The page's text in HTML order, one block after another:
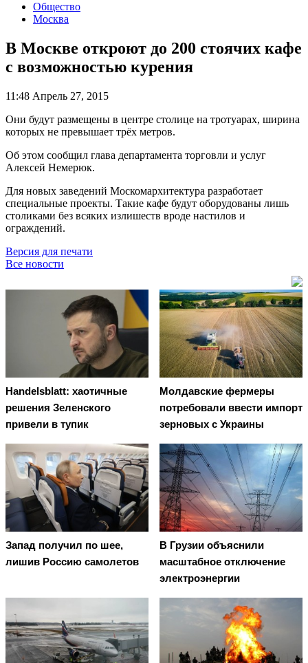
Общество
Москва
В Москве откроют до 200 стоячих кафе
с возможностью курения
11:48 Апрель 27, 2015
Они будут размещены в центре столице на тротуарах, ширина
которых не превышает трёх метров.
Об этом сообщил глава департамента торговли и услуг
Алексей Немерюк.
Для новых заведений Москомархитектура разработает
специальные проекты. Такие кафе будут оборудованы лишь
столиками без всяких излишеств вроде настилов и
ограждений.
Версия для печати
Все новости
Handelsblatt: хаотичные
решения Зеленского
привели в тупик
Молдавские фермеры
потребовали ввести импорт
зерновых с Украины
Запад получил по шее,
лишив Россию самолетов
В Грузии объяснили
масштабное отключение
электроэнергии